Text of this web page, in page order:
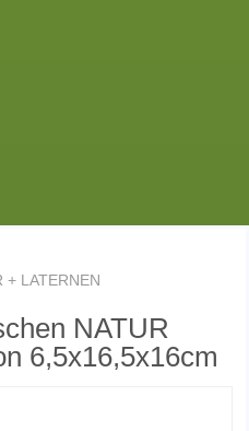
+ LATERNEN
NATUR
6,5x16,5x16cm